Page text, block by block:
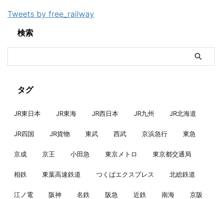
Tweets by free_railway
検索
タグ
JR東日本 JR東海 JR西日本 JR九州 JR北海道
JR四国 JR貨物 東武 西武 京浜急行 東急
京成 京王 小田急 東京メトロ 東京都交通局
相鉄 東葉高速鉄道 つくばエクスプレス 北総鉄道
江ノ電 阪神 名鉄 阪急 近鉄 南海 京阪